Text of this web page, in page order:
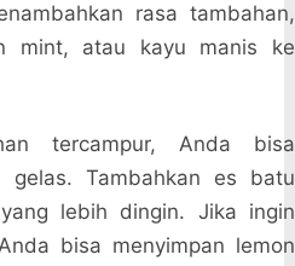
rasa tambahan,
mint, atau kayu manis ke
tercampur, Anda bisa
gelas. Tambahkan es batu
lebih dingin. Jika ingin
bisa menyimpan lemon